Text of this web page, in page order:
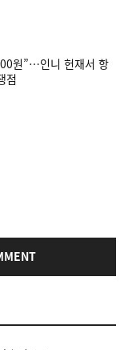
원”…인니 헌재서 항
점